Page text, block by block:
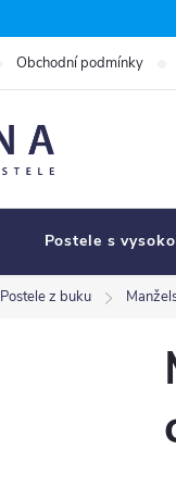
Obchodní podmínky
Postele s
Postele z buku